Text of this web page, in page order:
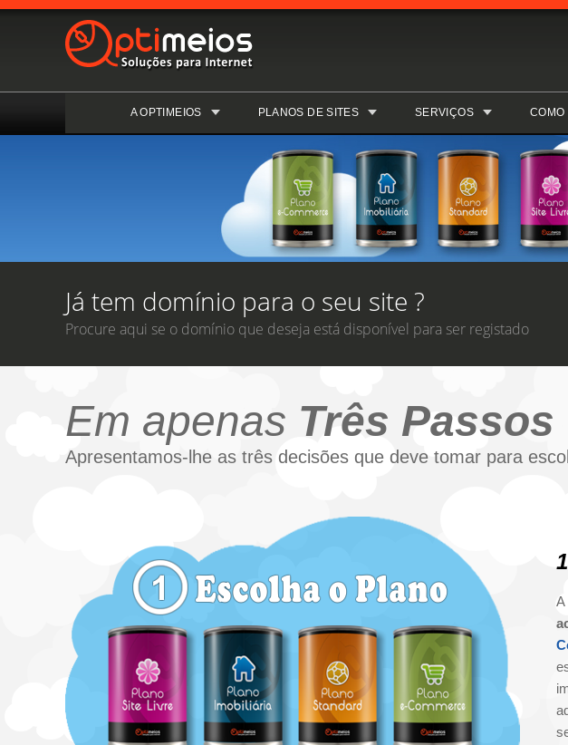
A OPTIMEIOS PLANOS DE SITES SERVIÇOS COMO
Já tem domínio para o seu site ?
Procure aqui se o domínio que deseja está disponível para ser registado
Em apenas Três Passos
Apresentamos-lhe as três decisões que deve tomar para